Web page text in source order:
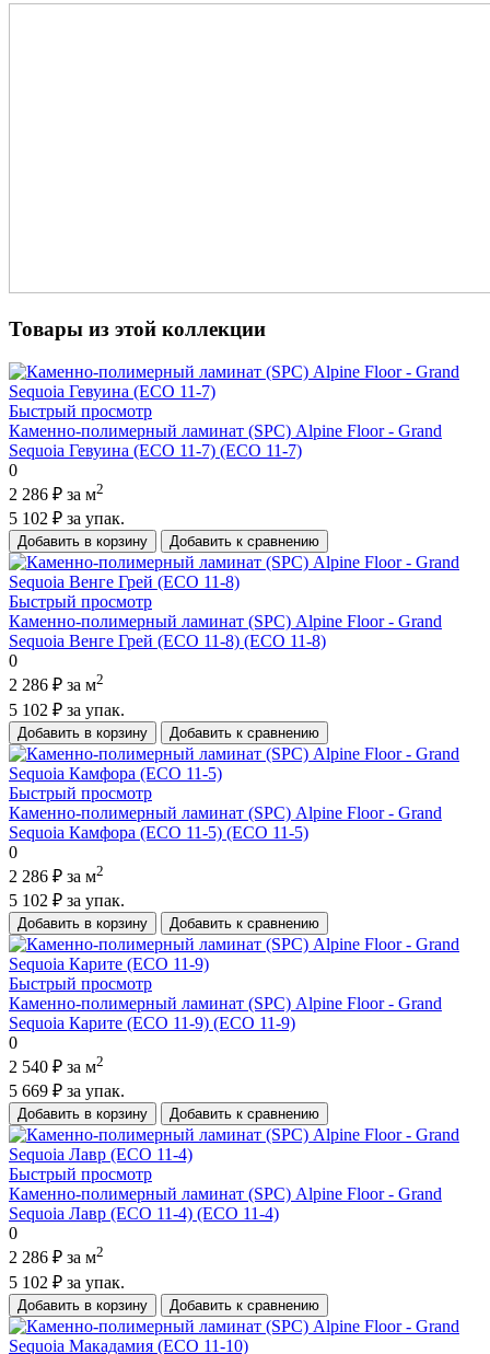
Товары из этой коллекции
Быстрый просмотр
Каменно-полимерный ламинат (SPC) Alpine Floor - Grand
Sequoia Гевуина (ECO 11-7) (ECO 11-7)
0
2 286 ₽ за м2
5 102 ₽ за упак.
Добавить в корзину Добавить к сравнению
Быстрый просмотр
Каменно-полимерный ламинат (SPC) Alpine Floor - Grand
Sequoia Венге Грей (ECO 11-8) (ECO 11-8)
0
2 286 ₽ за м2
5 102 ₽ за упак.
Добавить в корзину Добавить к сравнению
Быстрый просмотр
Каменно-полимерный ламинат (SPC) Alpine Floor - Grand
Sequoia Камфора (ECO 11-5) (ECO 11-5)
0
2 286 ₽ за м2
5 102 ₽ за упак.
Добавить в корзину Добавить к сравнению
Быстрый просмотр
Каменно-полимерный ламинат (SPC) Alpine Floor - Grand
Sequoia Карите (ECO 11-9) (ECO 11-9)
0
2 540 ₽ за м2
5 669 ₽ за упак.
Добавить в корзину Добавить к сравнению
Быстрый просмотр
Каменно-полимерный ламинат (SPC) Alpine Floor - Grand
Sequoia Лавр (ECO 11-4) (ECO 11-4)
0
2 286 ₽ за м2
5 102 ₽ за упак.
Добавить в корзину Добавить к сравнению